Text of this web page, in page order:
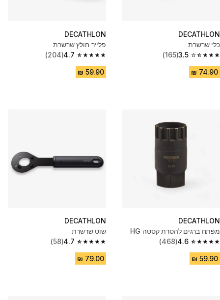
DECATHLON
כלי שרשרת
3.5
3.5 out of 5 stars from 165 reviews
(165)
DECATHLON
פלייר חולץ שרשרת
4.7
4.7 out of 5 stars from 204 reviews
(204)
DECATHLON
מפתח ברגים להסרת קסטה HG
4.6
4.6 out of 5 stars from 468 reviews
(468)
DECATHLON
שוט שרשרת
4.7
4.7 out of 5 stars from 58 reviews
(58)